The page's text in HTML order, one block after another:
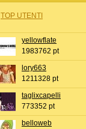
TOP UTENTI
yellowflate
1983762 pt
lory663
1211328 pt
taglixcapelli
773352 pt
belloweb